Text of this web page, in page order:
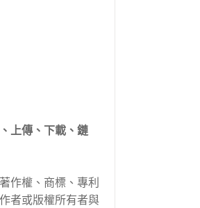
上傳、下載、鏈
作權、商標、專利
者或版權所有者與